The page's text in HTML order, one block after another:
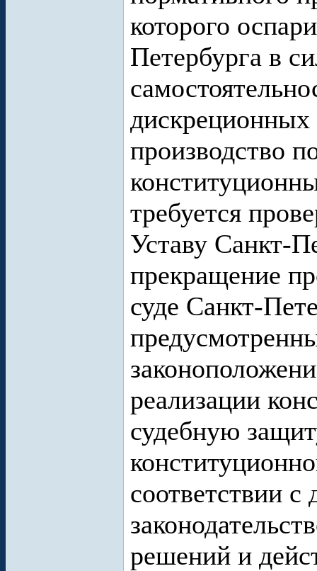
которого
Петербурга в
производство
требуется
Уставу Санкт-
прекращение
суде Санкт-
реализации
судебную
соответствии
решений и